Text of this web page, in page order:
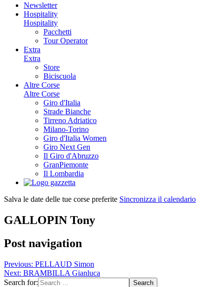
Newsletter
Hospitality
Hospitality
Pacchetti
Tour Operator
Extra
Extra
Store
Biciscuola
Altre Corse
Altre Corse
Giro d'Italia
Strade Bianche
Tirreno Adriatico
Milano-Torino
Giro d'Italia Women
Giro Next Gen
Il Giro d'Abruzzo
GranPiemonte
Il Lombardia
Salva le date delle tue corse preferite Sincronizza il calendario
GALLOPIN Tony
Post navigation
Previous: PELLAUD Simon
Next: BRAMBILLA Gianluca
Search for: